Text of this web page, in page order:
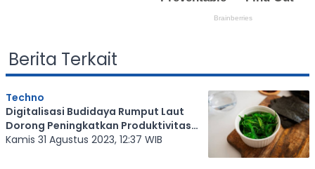
Berita Terkait
Techno
Digitalisasi Budidaya Rumput Laut
Dorong Peningkatkan Produktivitas
Hasil Panen
Kamis 31 Agustus 2023, 12:37 WIB